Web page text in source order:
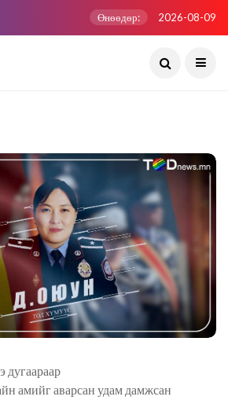
Өнөөдөр: 2026-08-09
дугаараар
амийг аварсан удам дамжсан